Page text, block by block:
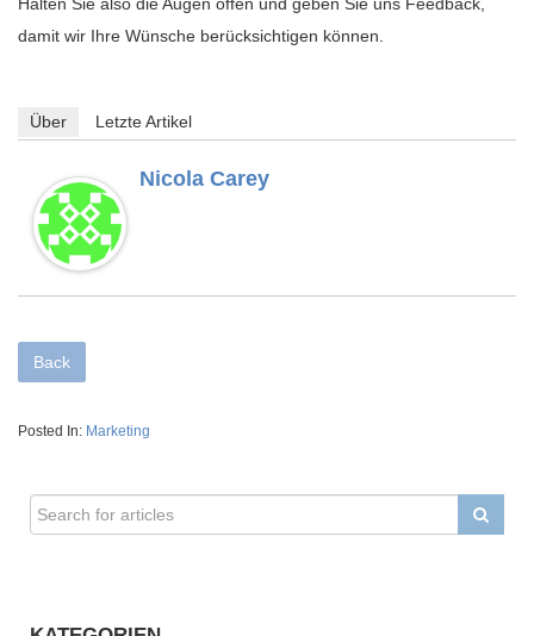
damit wir Ihre Wünsche berücksichtigen können.
Über Letzte Artikel
Nicola Carey
Back
Posted In: Marketing